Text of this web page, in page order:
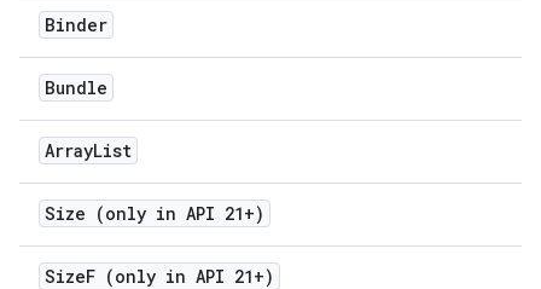
Binder
Bundle
ArrayList
Size (only in API 21+)
SizeF (only in API 21+)